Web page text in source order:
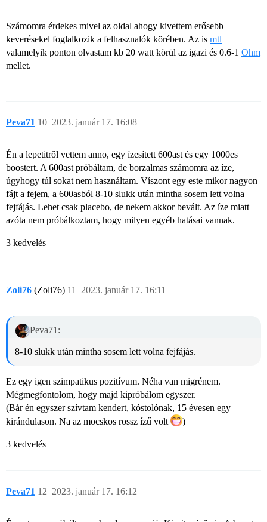
Számomra érdekes mivel az oldal ahogy kivettem erősebb
keverésekel foglalkozik a felhasznalók körében. Az is mtl
valamelyik ponton olvastam kb 20 watt körül az igazi és 0.6-1 Ohm
mellet.
Peva71 2023. január 17. 16:08
10
Én a lepetitről vettem anno, egy ízesített 600ast és egy 1000es
boostert. A 600ast próbáltam, de borzalmas számomra az íze,
úgyhogy túl sokat nem használtam. Víszont egy este mikor nagyon
fájt a fejem, a 600asból 8-10 slukk után mintha sosem lett volna
fejfájás. Lehet csak placebo, de nekem akkor bevált. Az íze miatt
azóta nem próbálkoztam, hogy milyen egyéb hatásai vannak.
3 kedvelés
Zoli76 (Zoli76) 2023. január 17. 16:11
11
Peva71:
8-10 slukk után mintha sosem lett volna fejfájás.
Ez egy igen szimpatikus pozitívum. Néha van migrénem.
Mégmegfontolom, hogy majd kipróbálom egyszer.
(Bár én egyszer szívtam kendert, kóstolónak, 15 évesen egy
kirándulason. Na az mocskos rossz ízű volt
)
3 kedvelés
Peva71 2023. január 17. 16:12
12